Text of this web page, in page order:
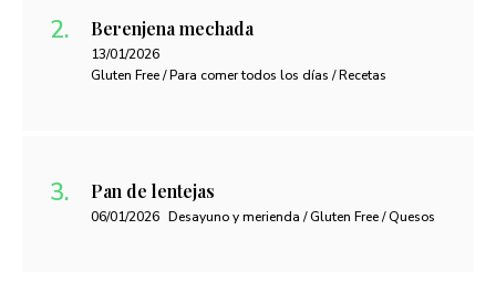
Berenjena mechada
13/01/2026
Gluten Free / Para comer todos los días / Recetas
Pan de lentejas
06/01/2026 Desayuno y merienda / Gluten Free / Quesos